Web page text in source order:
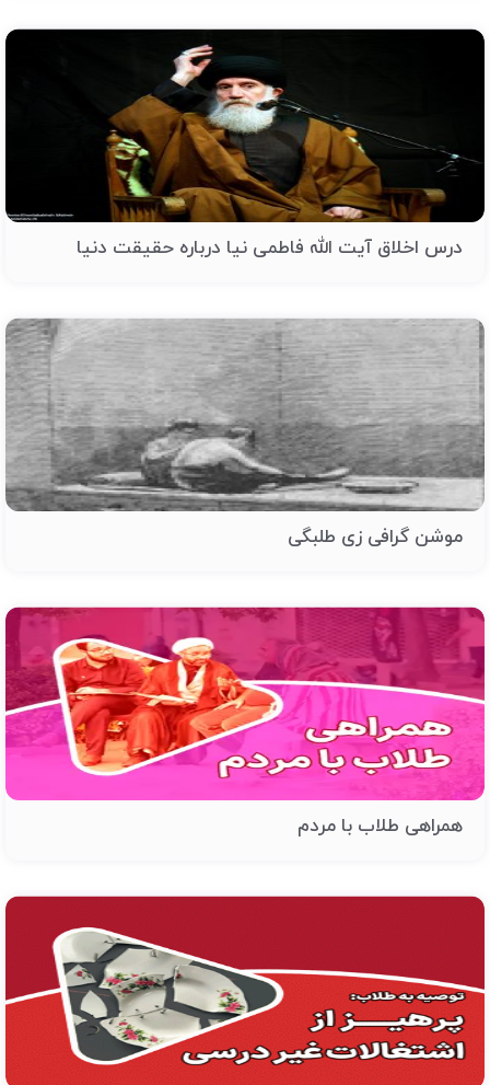
درس اخلاق آیت الله فاطمی نیا درباره حقیقت دنیا
موشن گرافی زی طلبگی
همراهی طلاب با مردم